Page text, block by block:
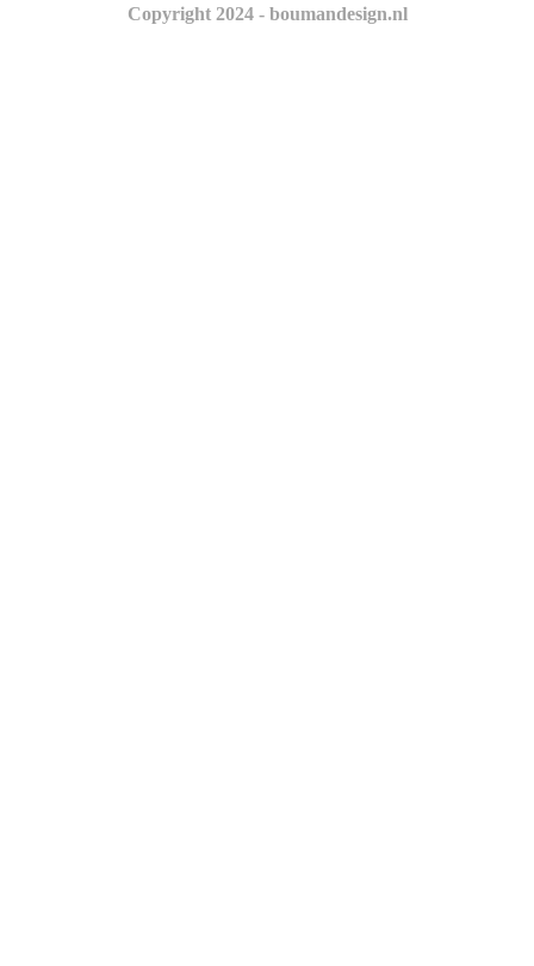
Copyright 2024 - boumandesign.nl